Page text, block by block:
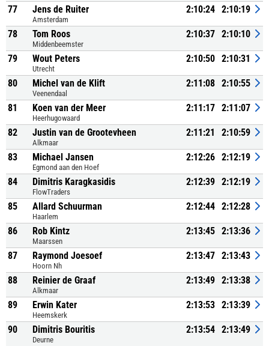
77 Jens de Ruiter
Amsterdam
2:10:24 2:10:19
78 Tom Roos
Middenbeemster
2:10:37 2:10:10
79 Wout Peters
Utrecht
2:10:50 2:10:31
80 Michel van de Klift
Veenendaal
2:11:08 2:10:55
81 Koen van der Meer
Heerhugowaard
2:11:17 2:11:07
82 Justin van de Grootevheen
Alkmaar
2:11:21 2:10:59
83 Michael Jansen
Egmond aan den Hoef
2:12:26 2:12:19
84 Dimitris Karagkasidis
FlowTraders
2:12:39 2:12:19
85 Allard Schuurman
Haarlem
2:12:44 2:12:28
86 Rob Kintz
Maarssen
2:13:45 2:13:36
87 Raymond Joesoef
Hoorn Nh
2:13:47 2:13:43
88 Reinier de Graaf
Alkmaar
2:13:49 2:13:38
89 Erwin Kater
Heemskerk
2:13:53 2:13:39
90 Dimitris Bouritis
Deurne
2:13:54 2:13:49